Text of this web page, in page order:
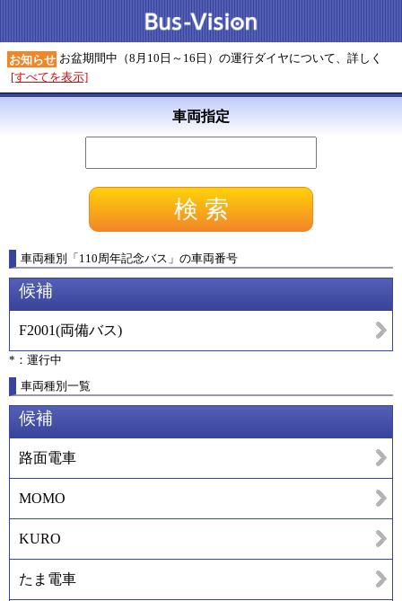
お知らせ お盆期間中（8月10日～16日）の運行ダイヤについて、詳しく
[すべてを表示]
車両指定
車両種別 「110周年記念バス 」 の車両番号
候補
F2001(両備バス)
*：運行中
車両種別一覧
候補
路面電車
MOMO
KURO
たま電車